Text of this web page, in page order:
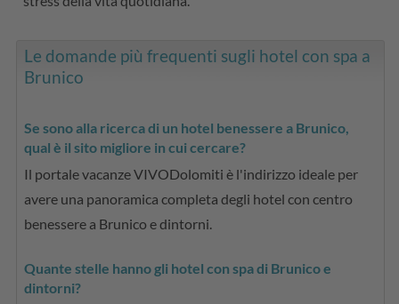
Le domande più frequenti sugli hotel con spa a
Brunico
Se sono alla ricerca di un hotel benessere a Brunico,
qual è il sito migliore in cui cercare?
Il portale vacanze VIVODolomiti è l'indirizzo ideale per
avere una panoramica completa degli hotel con centro
benessere a Brunico e dintorni.
Quante stelle hanno gli hotel con spa di Brunico e
dintorni?